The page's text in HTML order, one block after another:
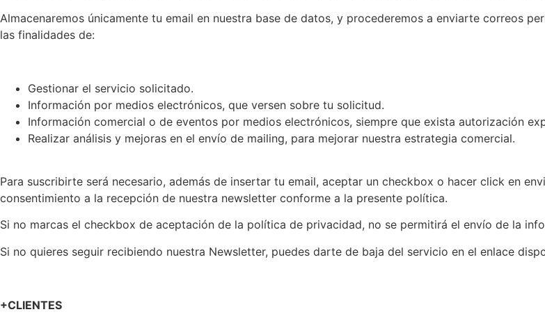
Almacenaremos únicamente tu email en nuestra base de datos, y procederemos a enviarte correos
las finalidades de:
Gestionar el servicio solicitado.
Información por medios electrónicos, que versen sobre tu solicitud.
Información comercial o de eventos por medios electrónicos, siempre que exista autorización
Realizar análisis y mejoras en el envío de mailing, para mejorar nuestra estrategia comercial.
Para suscribirte será necesario, además de insertar tu email, aceptar un checkbox o hacer click en
consentimiento a la recepción de nuestra newsletter conforme a la presente política.
Si no marcas el checkbox de aceptación de la política de privacidad, no se permitirá el envío de la
Si no quieres seguir recibiendo nuestra Newsletter, puedes darte de baja del servicio en el enlace
+CLIENTES